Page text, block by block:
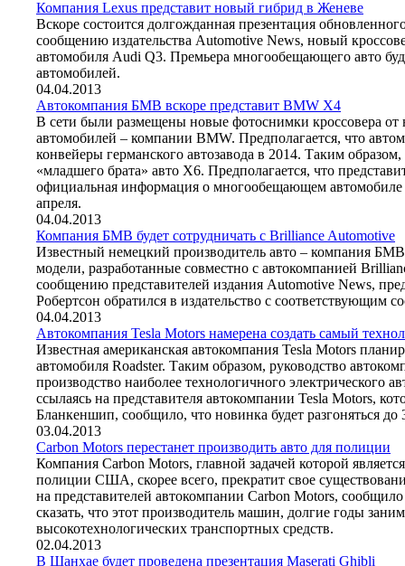
Компания Lexus представит новый гибрид в Женеве
Вскоре состоится долгожданная презентация
сообщению издательства Automotive News, новый
автомобиля Audi Q3. Премьера многообещающего авто
автомобилей.
04.04.2013
Автокомпания БМВ вскоре представит BMW X4
В сети были размещены новые фотоснимки кроссовера от
автомобилей – компании BMW. Предполагается, что
конвейеры германского автозавода в 2014. Таким
«младшего брата» авто X6. Предполагается, что
официальная информация о многообещающем автомобиле
апреля.
04.04.2013
Компания БМВ будет сотрудничать с Brilliance Automotive
Известный немецкий производитель авто – компания БМВ
модели, разработанные совместно с автокомпанией
сообщению представителей издания Automotive News,
Робертсон обратился в издательство с соответствующим
04.04.2013
Автокомпания Tesla Motors намерена создать самый
Известная американская автокомпания Tesla Motors
автомобиля Roadster. Таким образом, руководство
производство наиболее технологичного электрического
ссылаясь на представителя автокомпании Tesla Motors,
Бланкеншип, сообщило, что новинка будет разгоняться до
03.04.2013
Carbon Motors перестанет производить авто для полиции
Компания Carbon Motors, главной задачей которой
полиции США, скорее всего, прекратит свое
на представителей автокомпании Carbon Motors,
сказать, что этот производитель машин, долгие годы
высокотехнологических транспортных средств.
02.04.2013
В Шанхае будет проведена презентация Maserati Ghibli